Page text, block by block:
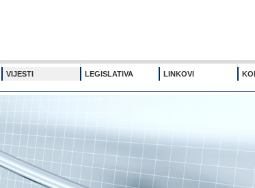
VIJESTI LEGISLATIVA LINKOVI